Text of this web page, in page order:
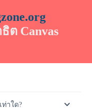
ต Canvas
ท่าใด?